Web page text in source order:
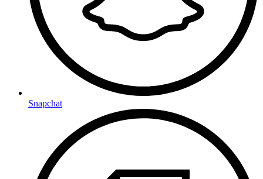
Snapchat